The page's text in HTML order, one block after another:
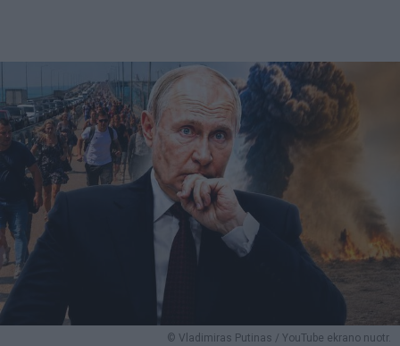
© Vladimiras Putinas / YouTube ekrano nuotr.